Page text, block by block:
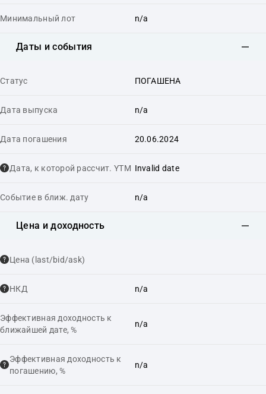
Минимальный лот n/a
Даты и события
Статус ПОГАШЕНА
Дата выпуска n/a
Дата погашения 20.06.2024
Дата, к которой рассчит. YTM Invalid date
Событие в ближ. дату n/a
Цена и доходность
Цена (last/bid/ask)
НКД n/a
Эффективная доходность к
ближайшей дате, %
n/a
Эффективная доходность к
погашению, %
n/a